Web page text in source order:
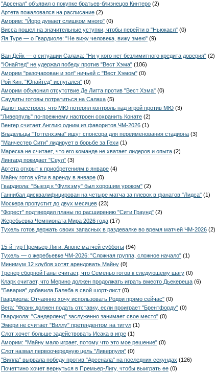
"Арсенал" объявил о покупке братьев-близнецов Кинтеро (2)
Артета пожаловался на расписание (2)
Аморим: "Йоро думает слишком много" (0)
Висса пошел на значительные уступки, чтобы перейти в "Ньюкасл" (0)
Яя Туре — о Гвардиоле: "Не вижу человека, вижу змею" (9)
Ван Дейк — о ситуации Салаха: "Ни у кого нет безлимитного кредита доверия" (2)
"Юнайтед" не удержал победу против "Вест Хэма" (106)
Аморим "разочарован и зол" ничьей с "Вест Хэмом" (0)
Рой Кин: "Юнайтед" испугался" (0)
Аморим объяснил отсутствие Де Лигта против "Вест Хэма" (0)
Саудиты готовы потратиться на Салаха (5)
Далот расстроен, что МЮ потерял контроль над игрой против МЮ (3)
"Ливерпуль" по-прежнему настроен сохранить Конате (2)
Венгер считает Англию одним из фаворитов ЧМ-2026 (1)
Владельцы "Тоттенхэма" ищут спонсора для переименования стадиона (3)
"Манчестер Сити" лидирует в борьбе за Гехи (1)
Мареска не считает, что его команде не хватает лидеров и опыта (2)
Лингард покидает "Сеул" (3)
Артета открыт к приобретениям в январе (4)
Майну готов уйти в аренду в январе (0)
Гвардиола: "Выезд к "Фулхэму" был хорошим уроком" (2)
Ганнибал дисквалифицирован на четыре матча за плевок в фанатов "Лидса" (1)
Москера пропустит до двух месяцев (23)
"Форест" подтвердил планы по расширению "Сити Граунд" (2)
Жеребьевка Чемпионата Мира 2026 года (17)
Тухель готов держать своих запасных в раздевалке во время матчей ЧМ-2026 (2)
15-й тур Премьер-Лиги. Анонс матчей субботы (94)
Тухель — о жеребьевке ЧМ-2026: "Сложная группа, сложное начало" (1)
Минимум 12 клубов хотят арендовать Майну (0)
Тренер сборной Ганы считает, что Семеньо готов к следующему шагу (0)
Кларк считает, что Мерино должен продолжать играть вместо Дьекереша (6)
"Бавария" добавила Балеба в свой шорт-лист (0)
Гвардиола: Отчаянно хочу использовать Родри прямо сейчас" (0)
Вега: "Франк должен подать отставку, если проиграет "Брентфорду" (0)
Гвардиола: "Сандерленд" заслуженно занимает свое место" (0)
Эмери не считает "Виллу" претендентом на титул (1)
Слот хочет больше задействовать Исака в игре (1)
Аморим: "Майну мало играет, потому что это мое решение" (0)
Слот назвал первоочередную цель "Ливерпуля" (0)
"Вилла" вырвала победу против "Арсенала" на последних секундах (126)
Почеттино хочет вернуться в Премьер-Лигу, чтобы выиграть ее (0)